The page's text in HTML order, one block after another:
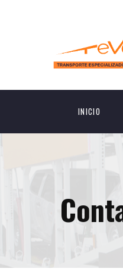
INICIO